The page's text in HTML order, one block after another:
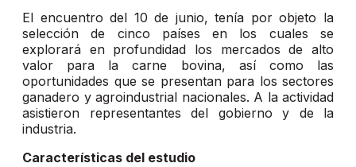
El encuentro del 10 de junio, tenía por objeto la
selección de cinco países en los cuales se
explorará en profundidad los mercados de alto
valor para la carne bovina, así como las
oportunidades que se presentan para los sectores
ganadero y agroindustrial nacionales. A la actividad
asistieron representantes del gobierno y de la
industria.
Características del estudio